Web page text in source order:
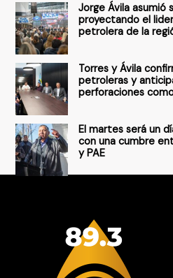
:
Jorge Ávila asumió
proyectando el
petrolera de la
Torres y Ávila
petroleras y
perforaciones
El martes será un
con una cumbre
y PAE